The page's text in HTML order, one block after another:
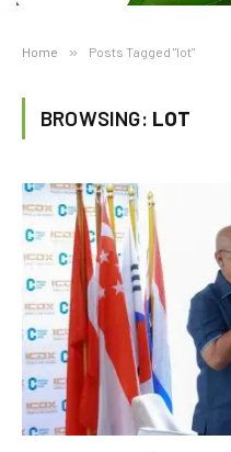
Home » Posts Tagged "lot"
BROWSING: LOT